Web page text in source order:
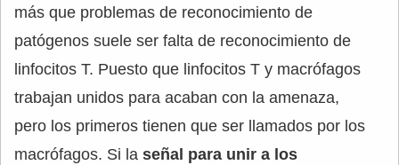
más que problemas de reconocimiento de
patógenos suele ser falta de reconocimiento de
linfocitos T. Puesto que linfocitos T y macrófagos
trabajan unidos para acaban con la amenaza,
pero los primeros tienen que ser llamados por los
macrófagos. Si la señal para unir a los